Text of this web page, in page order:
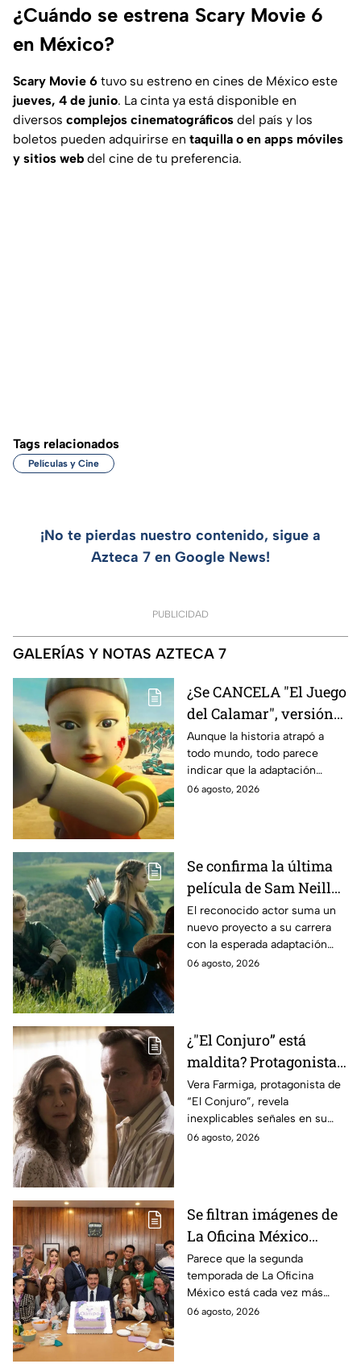
¿Cuándo se estrena Scary Movie 6
en México?
Scary Movie 6 tuvo su estreno en cines de México este
jueves, 4 de junio. La cinta ya está disponible en
diversos complejos cinematográficos del país y los
boletos pueden adquirirse en taquilla o en apps móviles
y sitios web del cine de tu preferencia.
Tags relacionados
Películas y Cine
¡No te pierdas nuestro contenido, sigue a
Azteca 7 en Google News!
PUBLICIDAD
GALERÍAS Y NOTAS AZTECA 7
¿Se CANCELA "El Juego
del Calamar", versión
Estados Unidos? Esto
es lo que se sabe al
momento
Aunque la historia atrapó a
todo mundo, todo parece
indicar que la adaptación
podría ser cancelada:
06 agosto, 2026
Se confirma la última
película de Sam Neill
antes de morir: esto es
lo que se sabe hasta
ahora
El reconocido actor suma un
nuevo proyecto a su carrera
con la esperada adaptación
cinematográfica del popular
06 agosto, 2026
¿"El Conjuro” está
maldita? Protagonista
revela INQUIETANTES
señales en su cuerpo
durante la grabación de
la película
Vera Farmiga, protagonista de
“El Conjuro”, revela
inexplicables señales en su
cuerpo durante el rodaje de la
06 agosto, 2026
Se filtran imágenes de
La Oficina México
temporada 2 y un
detalle desata teorías
entre los fans
Parece que la segunda
temporada de La Oficina
México está cada vez más
cerca, pues el elenco ya se
06 agosto, 2026